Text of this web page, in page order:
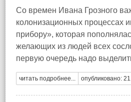
Со времен Ивана Грозного
колонизационных процессах
прибору», которая
желающих из людей всех
первую очередь надо
читать подробнее... опубликовано: